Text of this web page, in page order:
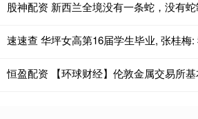
恒盈配资 【环球财经】伦敦金属交易所